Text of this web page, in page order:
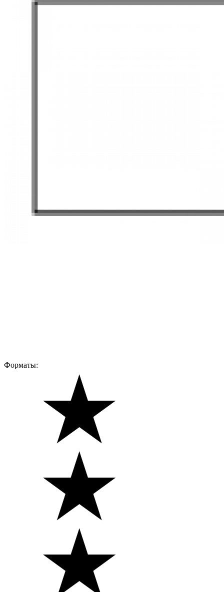
Форматы: